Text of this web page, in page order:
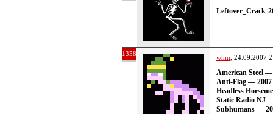
Leftover_Crack-
1358 whm , 24.09.2007
American Steel
Anti-Flag —
Headless
Static Radio NJ
Subhumans —